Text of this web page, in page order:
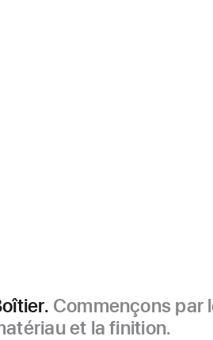
Commençons par
et la finition.